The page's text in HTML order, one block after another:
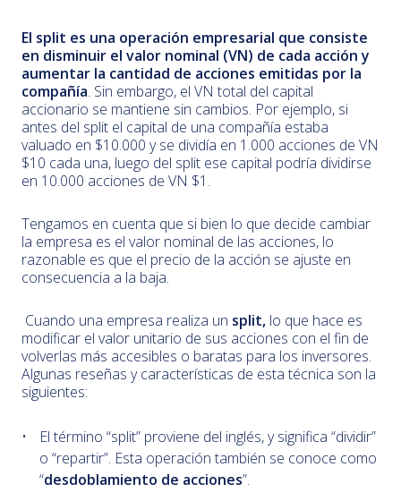
El split es una operación empresarial que consiste
en disminuir el valor nominal (VN) de cada acción y
aumentar la cantidad de acciones emitidas por la
compañía. Sin embargo, el VN total del capital
accionario se mantiene sin cambios. Por ejemplo, si
antes del split el capital de una compañía estaba
valuado en $10.000 y se dividía en 1.000 acciones de VN
$10 cada una, luego del split ese capital podría dividirse
en 10.000 acciones de VN $1.
Tengamos en cuenta que si bien lo que decide cambiar
la empresa es el valor nominal de las acciones, lo
razonable es que el precio de la acción se ajuste en
consecuencia a la baja.
Cuando una empresa realiza un split, lo que hace es
modificar el valor unitario de sus acciones con el fin de
volverlas más accesibles o baratas para los inversores.
Algunas reseñas y características de esta técnica son la
siguientes:
El término “split” proviene del inglés, y significa “dividir”
o “repartir”. Esta operación también se conoce como
“desdoblamiento de acciones”.